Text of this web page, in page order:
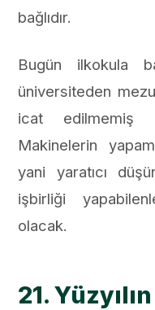
bağlıdır.
Bugün ilkokula
üniversiteden
icat edilmemiş
Makinelerin
yani yaratıcı
işbirliği
olacak.
21.